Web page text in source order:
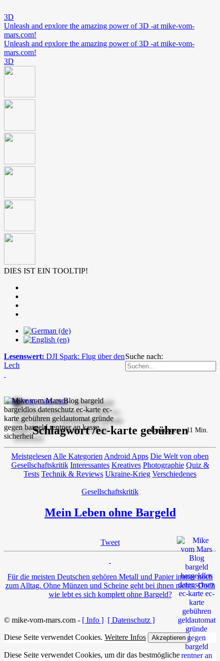
3D
Unleash and epxlore the amazing power of 3D -at mike-vom-
mars.com!
Unleash and epxlore the amazing power of 3D -at mike-vom-
mars.com!
3D
DIES IST EIN TOOLTIP!
Suche nach:
Lesenswert: DJI Spark: Flug über den
Lech
mike-vom-mars.com
Schlagwort /ec-karte gebühren
Meistgelesen Alle Kategorien Android Apps Die Welt von oben
Gesellschaftskritik Interessantes Kreatives Photographie Quiz &
Tests Technik & Reviews Ukraine-Krieg Verschiedenes
Gesellschaftskritik
Mein Leben ohne Bargeld
Tweet
Lesedauer: ~11 Min.
Für die meisten Deutschen gehören Metall und Papier immer noch
zum Alltag. Ohne Münzen und Scheine geht bei ihnen nichts. Doch
wie lebt es sich komplett ohne Bargeld?
© mike-vom-mars.com - [ Info ] [ Datenschutz ]
Diese Seite verwendet Cookies. Weitere Infos Akzeptieren
Diese Seite verwendet Cookies, um dir das bestmögliche